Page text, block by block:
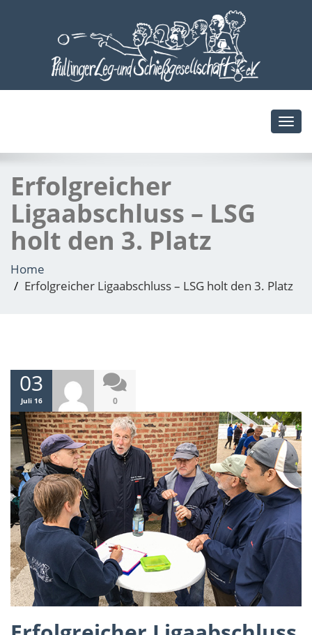
Erfolgreicher
Ligaabschluss – LSG
holt den 3. Platz
Home
Erfolgreicher Ligaabschluss – LSG holt den 3. Platz
03
Juli 16 0